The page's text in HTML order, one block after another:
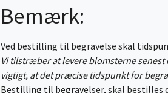
Bemærk:
Ved bestilling til begravelse skal
Vi tilstræber at levere blomsterne senest
vigtigt, at det præcise tidspunkt for
Bestilling til begravelser, skal bestilles